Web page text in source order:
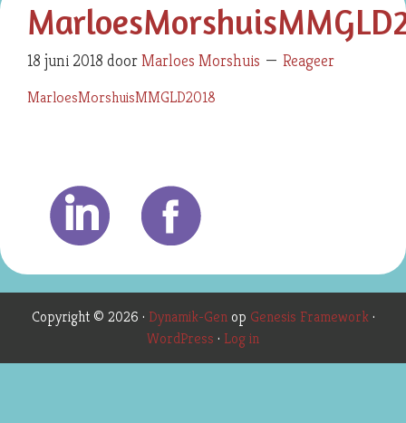
18 juni 2018 doorMarloes Morshuis Reageer
MarloesMorshuisMMGLD2018
Copyright © 2026 · Dynamik-Genop Genesis Framework·
WordPress · Log in